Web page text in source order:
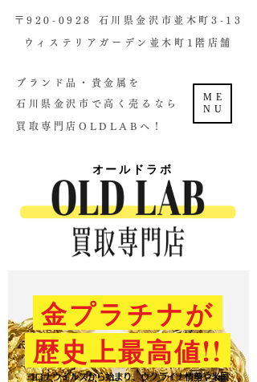
ME
NU
金プラチナが
歴史上最高値!!
コロナウイルスから始まり、ウクライナ情勢や米国
​〒920-0928 石川県金沢市並木町3-13
ウィステリアガーデン並木町1階店舗​
ブランド品・貴金属を
石川県金沢市で高く売るなら
買取専門店OLDLABへ！
オールドラボ